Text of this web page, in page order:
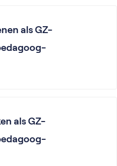
als GZ-
als GZ-